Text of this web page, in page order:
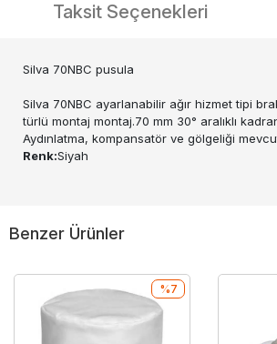
Taksit Seçenekleri
Silva 70NBC pusula
Silva 70NBC ayarlanabilir ağır hizmet tipi
türlü montaj montaj.70 mm 30° aralıklı
Aydınlatma, kompansatör ve gölgeliği
Renk:Siyah
Benzer Ürünler
%7